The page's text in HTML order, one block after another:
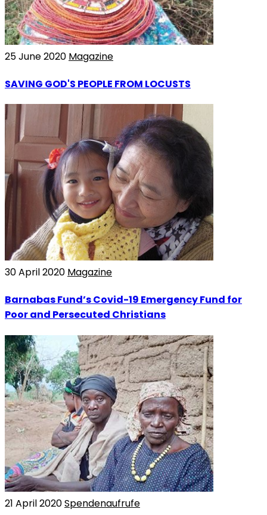
25 June 2020 Magazine
SAVING GOD'S PEOPLE FROM LOCUSTS
30 April 2020 Magazine
Barnabas Fund’s Covid-19 Emergency Fund for
Poor and Persecuted Christians
21 April 2020Spendenaufrufe